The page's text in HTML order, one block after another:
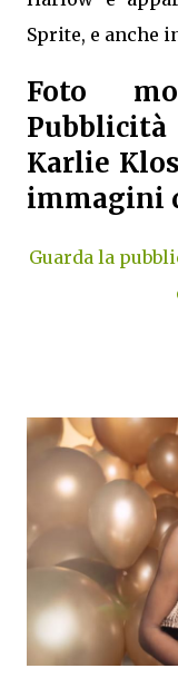
Sprite, e anche
Foto
Karlie
immagini
Guarda la